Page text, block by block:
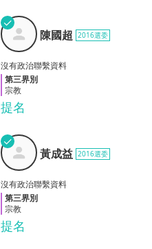
陳國
超
✓
提名
陳國超 2016選委
沒有政治聯繫資料
第三界別
宗教
黃成
益
✓
提名
黃成益 2016選委
沒有政治聯繫資料
第三界別
宗教